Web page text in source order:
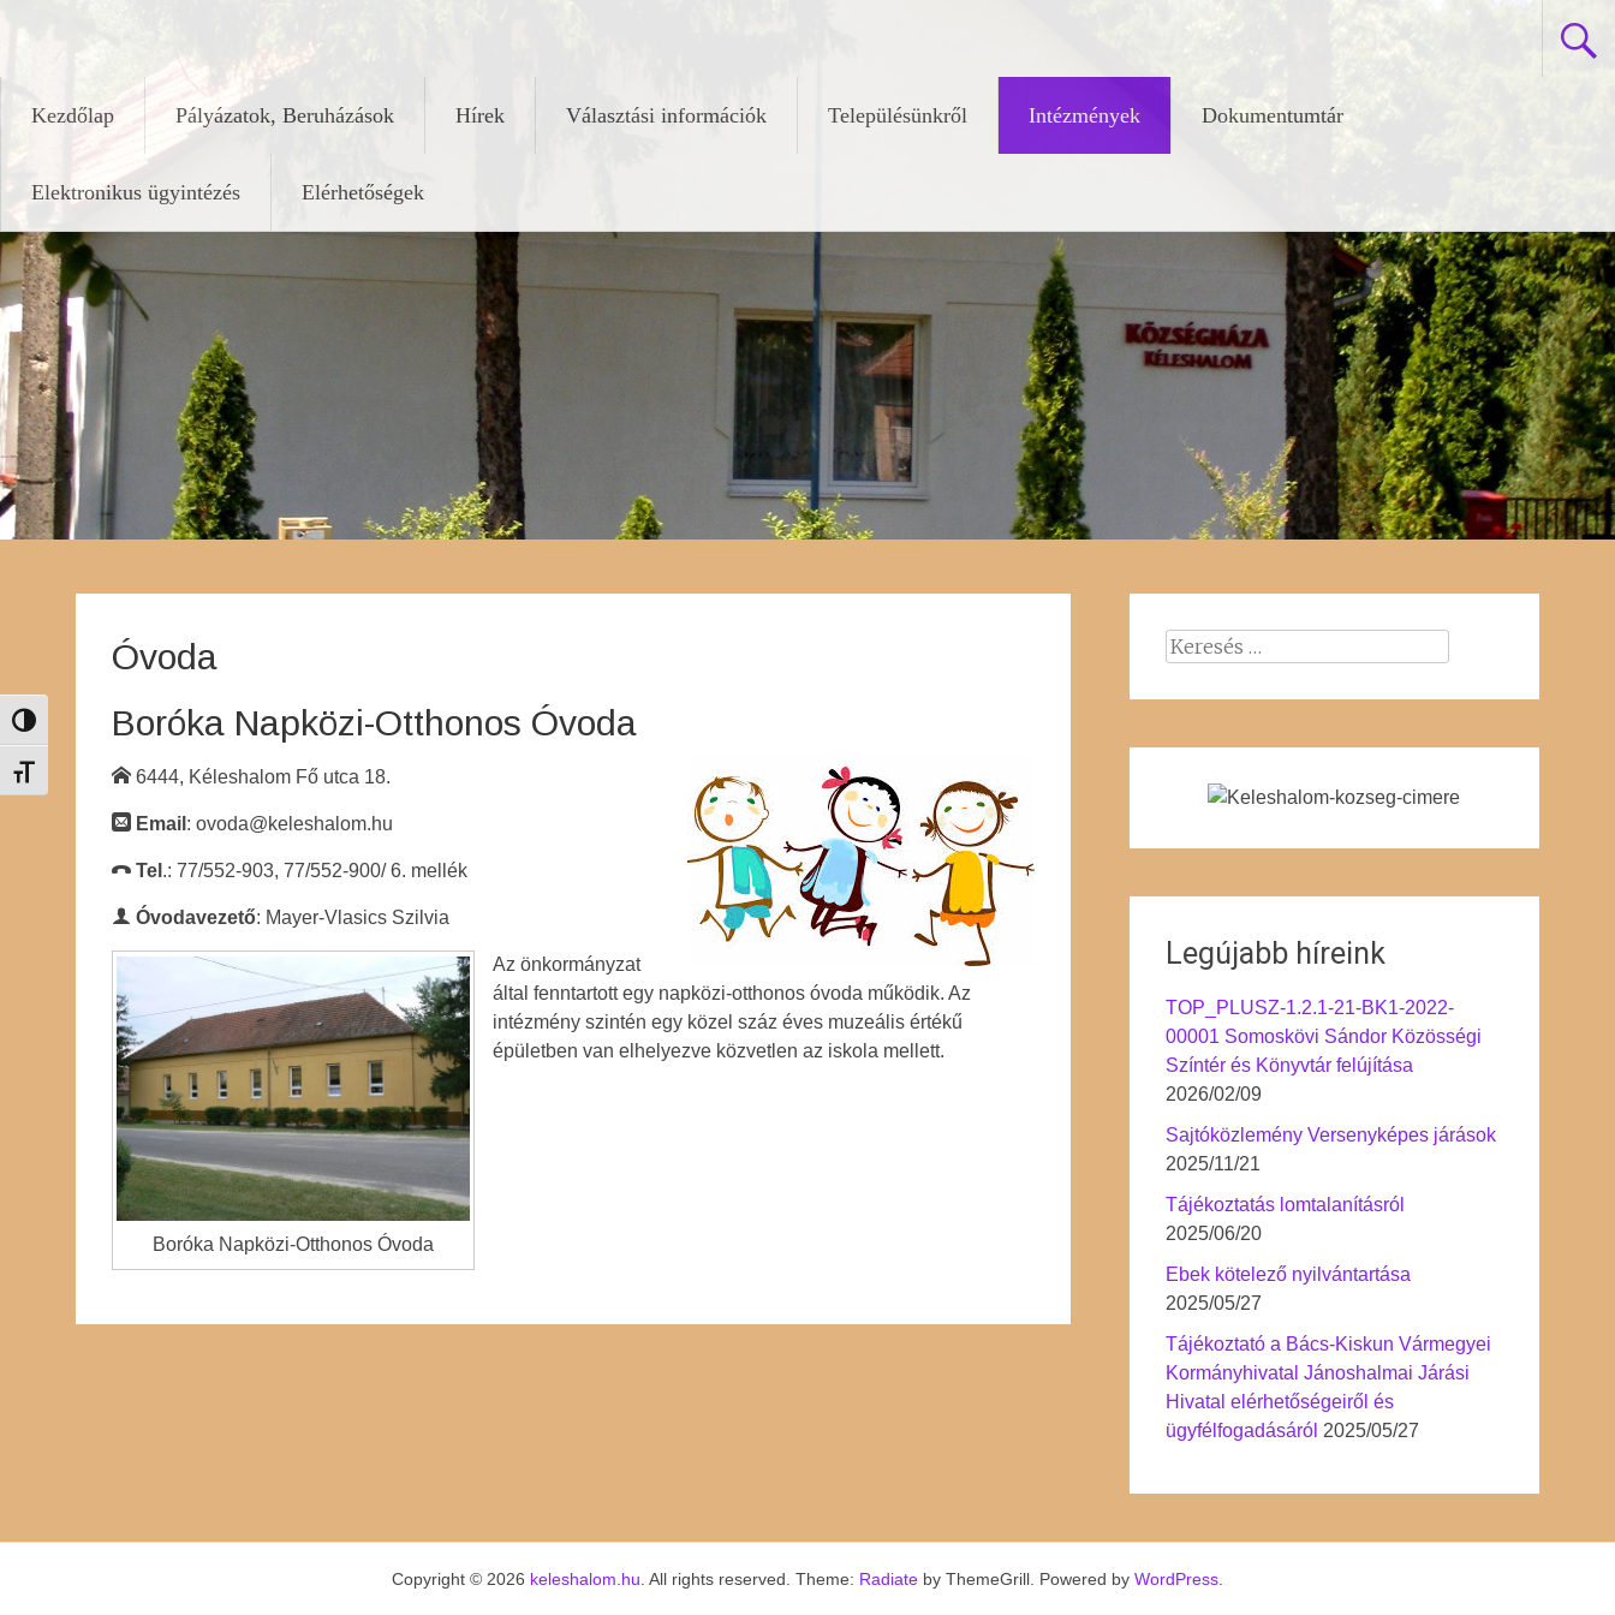
Nagy kontraszt váltása
Betűméret váltása
Kezdőlap Pályázatok, Beruházások Hírek Választási információk Településünkről Intézmények Dokumentumtár
Elektronikus ügyintézés Elérhetőségek
Óvoda
Boróka Napközi-Otthonos Óvoda
6444, Kéleshalom Fő utca 18.
Email : ovoda@keleshalom.hu
Tel .: 77/552-903, 77/552-900/ 6. mellék
Óvodavezető: Mayer-Vlasics Szilvia
Boróka Napközi-Otthonos Óvoda
Az önkormányzat
által fenntartott egy napközi-otthonos óvoda működik. Az
intézmény szintén egy közel száz éves muzeális értékű
épületben van elhelyezve közvetlen az iskola mellett.
Keresés:
Legújabb híreink
TOP_PLUSZ-1.2.1-21-BK1-2022-
00001 Somoskövi Sándor Közösségi
Színtér és Könyvtár felújítása
2026/02/09
Sajtóközlemény Versenyképes járások
2025/11/21
Tájékoztatás lomtalanításról
2025/06/20
Ebek kötelező nyilvántartása
2025/05/27
Tájékoztató a Bács-Kiskun Vármegyei
Kormányhivatal Jánoshalmai Járási
Hivatal elérhetőségeiről és
ügyfélfogadásáról 2025/05/27
Copyright © 2026 keleshalom.hu . All rights reserved. Theme: Radiate by ThemeGrill. Powered by WordPress